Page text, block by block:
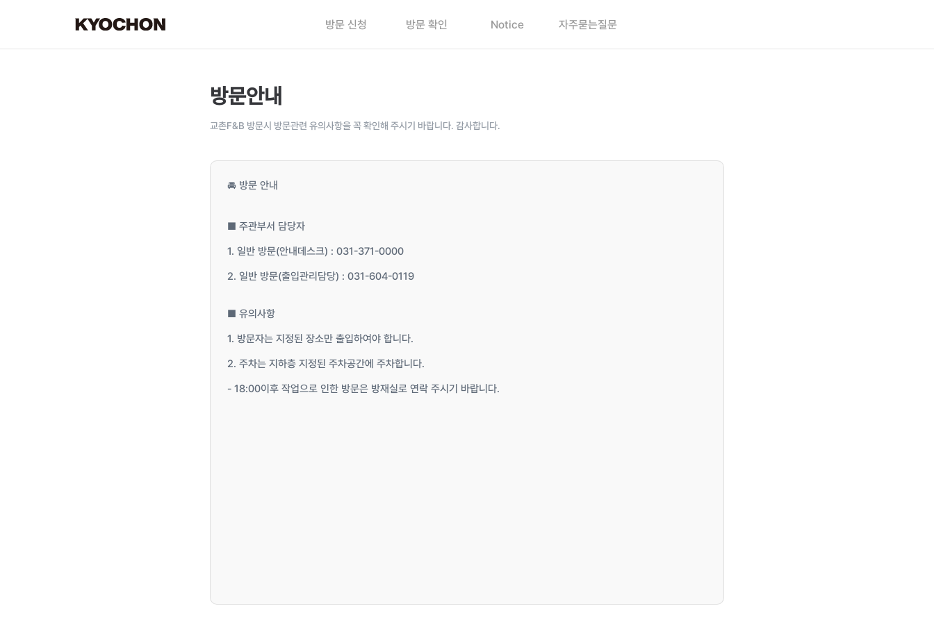
방문 신청 방문 확인 Notice 자주묻는질문
방문안내
교촌F&B 방문시 방문관련 유의사항을 꼭 확인해 주시기 바랍니다. 감사합니다.